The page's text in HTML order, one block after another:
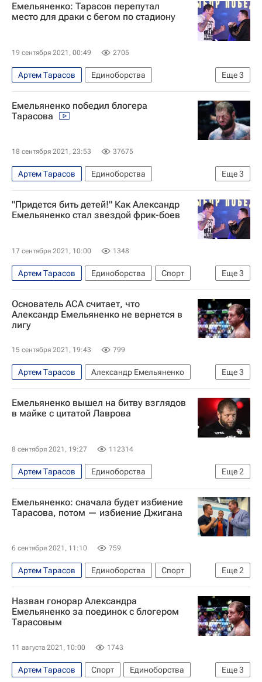
ММА (Смешанные единоборства)
Емельяненко: Тарасов перепутал
место для драки с бегом по стадиону
19 сентября 2021, 00:49 2705
Еще3
Артем Тарасов
Единоборства
Александр Емельяненко
ММА (Смешанные единоборства)
Емельяненко победил блогера
Тарасова
18 сентября 2021, 23:53 37675
Еще3
Артем Тарасов
Единоборства
Александр Емельяненко
ММА (Смешанные единоборства)
Бокс
"Придется бить детей!" Как Александр
Емельяненко стал звездой фрик-боев
17 сентября 2021, 10:00 1348
Еще3
Артем Тарасов Единоборства
Спорт
Александр Емельяненко
ММА (Смешанные единоборства)
Джиган (Денис Устименко-Вайнштейн)
Основатель АСА считает, что
Александр Емельяненко не вернется в
лигу
15 сентября 2021, 19:43 799
Еще3
Артем Тарасов
Александр Емельяненко
ММА (Смешанные единоборства)
Джиган (Денис Устименко-Вайнштейн)
Емельяненко вышел на битву взглядов
в майке с цитатой Лаврова
8 сентября 2021, 19:27 112314
Еще2
Артем Тарасов
Единоборства
Дэвид Милибэнд
Александр Емельяненко
Емельяненко: сначала будет избиение
Тарасова, потом — избиение Джигана
6 сентября 2021, 11:10 759
Еще2
Артем Тарасов Единоборства
Спорт
Александр Емельяненко
ММА (Смешанные единоборства)
Назван гонорар Александра
Емельяненко за поединок с блогером
Тарасовым
11 августа 2021, 10:00 1743
Еще3
Артем Тарасов Спорт
Единоборства